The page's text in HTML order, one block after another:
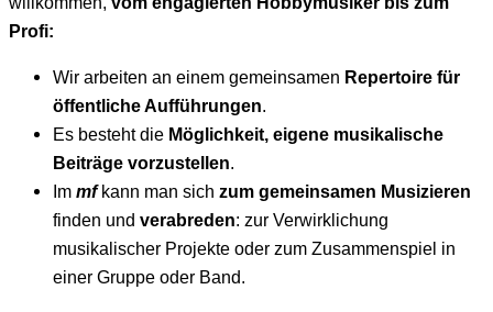
Profi:
Wir arbeiten an einem gemeinsamen Repertoire für
öffentliche Aufführungen.
Es besteht die Möglichkeit, eigene musikalische
Beiträge vorzustellen.
Im mfkann man sich zum gemeinsamen Musizieren
finden und verabreden: zur Verwirklichung
musikalischer Projekte oder zum Zusammenspiel in
einer Gruppe oder Band.